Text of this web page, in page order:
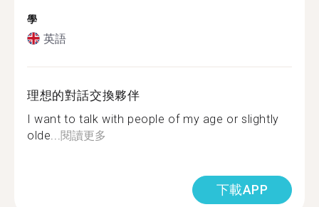
學
英語
理想的對話交換夥伴
I want to talk with people of my age or slightly
olde... 閱讀更多
下載APP